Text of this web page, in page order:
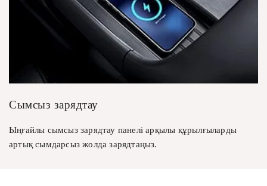
Сымсыз зарядтау
Ыңғайлы сымсыз зарядтау панелі арқылы құрылғыларды
артық сымдарсыз жолда зарядтаңыз.